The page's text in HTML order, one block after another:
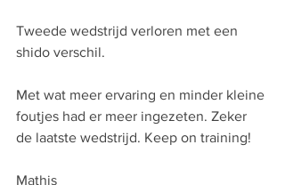
Tweede wedstrijd verloren met een
shido verschil.
Met wat meer ervaring en minder kleine
foutjes had er meer ingezeten. Zeker
de laatste wedstrijd. Keep on training!
Mathis